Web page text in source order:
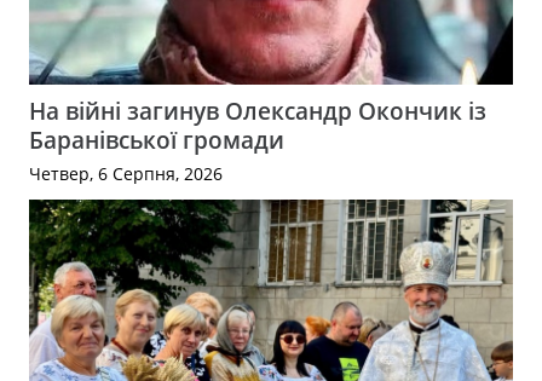
На війні загинув Олександр Окончик із
Баранівської громади
Четвер, 6 Серпня, 2026